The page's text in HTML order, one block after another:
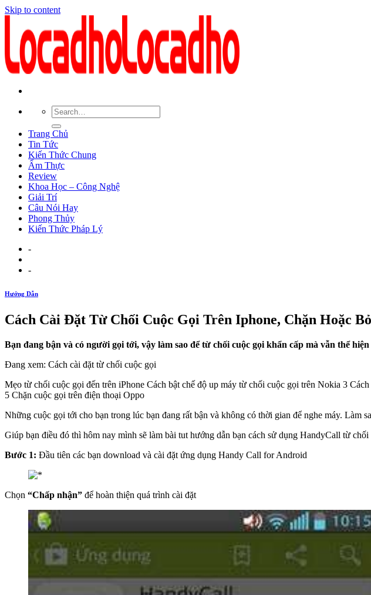
Skip to content
Trang Chủ
Tin Tức
Kiến Thức Chung
Ẩm Thực
Review
Khoa Học – Công Nghệ
Giải Trí
Câu Nói Hay
Phong Thủy
Kiến Thức Pháp Lý
-
-
Hướng Dẫn
Cách Cài Đặt Từ Chối Cuộc Gọi Trên Iphone, Chặn Hoặc
Bạn đang bận và có người gọi tới, vậy làm sao để từ chối cuộc gọi khẩn cấp mà vẫn thể
Đang xem: Cách cài đặt từ chối cuộc gọi
Mẹo từ chối cuộc gọi đến trên iPhone Cách bật chế độ up máy từ chối cuộc gọi trên Nokia 3
5 Chặn cuộc gọi trên điện thoại Oppo
Những cuộc gọi tới cho bạn trong lúc bạn đang rất bận và không có thời gian để nghe máy. Làm
Giúp bạn điều đó thì hôm nay mình sẽ làm bài tut hướng dẫn bạn cách sử dụng HandyCall từ
Bước 1: Đầu tiên các bạn download và cài đặt ứng dụng Handy Call for Android
Chọn “Chấp nhận” để hoàn thiện quá trình cài đặt